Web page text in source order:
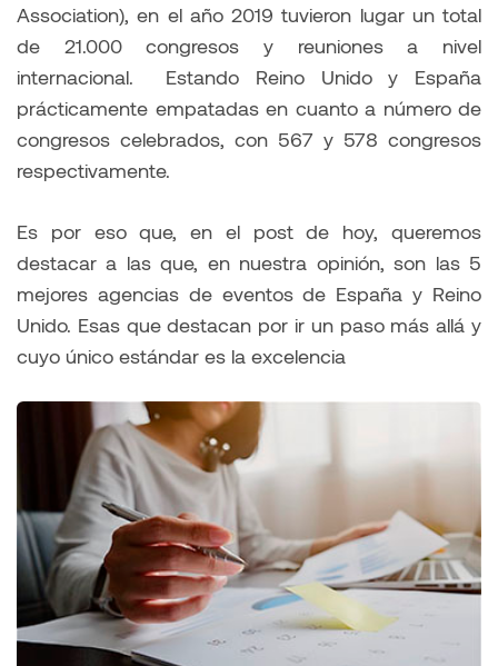
Association), en el año 2019 tuvieron lugar un total
de 21.000 congresos y reuniones a nivel
internacional. Estando Reino Unido y España
prácticamente empatadas en cuanto a número de
congresos celebrados, con 567 y 578 congresos
respectivamente.
Es por eso que, en el post de hoy, queremos
destacar a las que, en nuestra opinión, son las 5
mejores agencias de eventos de España y Reino
Unido. Esas que destacan por ir un paso más allá y
cuyo único estándar es la excelencia